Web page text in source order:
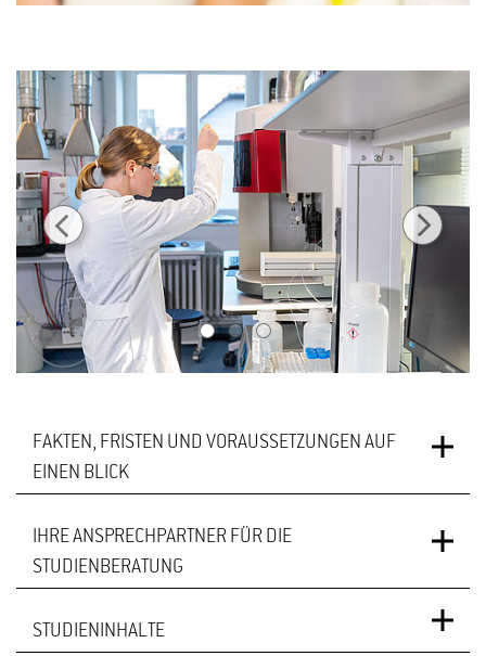
1 2 3
FAKTEN, FRISTEN UND VORAUSSETZUNGEN AUF
EINEN BLICK
STUDIENABSCHLUSS
REGELSTUDIENZEIT 4 Semester (Vollzeit)
IHRE ANSPRECHPARTNER FÜR DIE
STUDIENBERATUNG
STUDIENINHALTE